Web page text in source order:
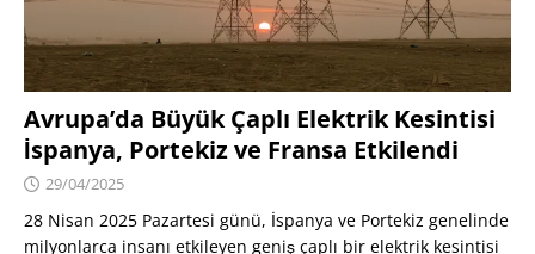
Avrupa’da Büyük Çaplı Elektrik Kesintisi
İspanya, Portekiz ve Fransa Etkilendi
29/04/2025
28 Nisan 2025 Pazartesi günü, İspanya ve Portekiz genelinde
milyonlarca insanı etkileyen geniş çaplı bir elektrik kesintisi